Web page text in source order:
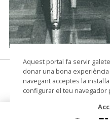
© Arxiu Fotogràfic del
Sitges
Datació
Aquest portal fa servir
donar una bona
navegant acceptes la
configurar el teu navegador